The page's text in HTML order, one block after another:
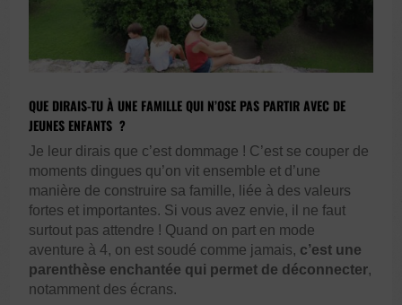
QUE DIRAIS-TU À UNE FAMILLE QUI N’OSE PAS PARTIR AVEC DE
JEUNES ENFANTS ?
Je leur dirais que c’est dommage ! C’est se couper de
moments dingues qu’on vit ensemble et d’une
manière de construire sa famille, liée à des valeurs
fortes et importantes. Si vous avez envie, il ne faut
surtout pas attendre ! Quand on part en mode
aventure à 4, on est soudé comme jamais, c’est une
parenthèse enchantée qui permet de déconnecter,
notamment des écrans.